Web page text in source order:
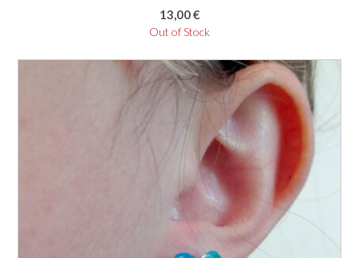
13,00€
Out of Stock